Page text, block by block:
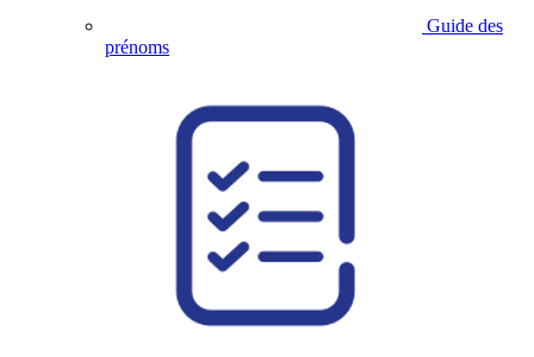
Guide des
prénoms